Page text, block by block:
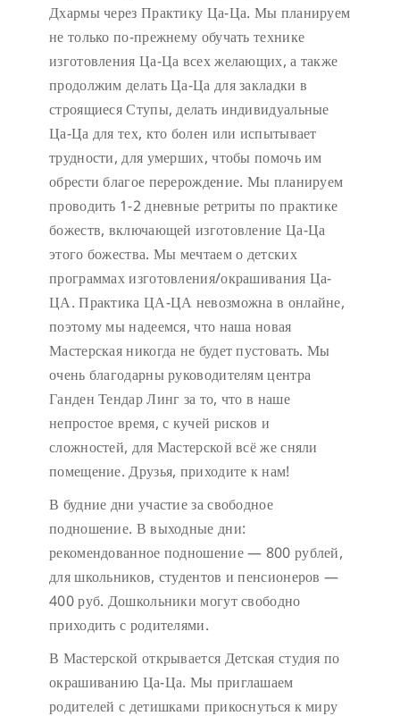
Дхармы через Практику Ца-Ца. Мы планируем
не только по-прежнему обучать технике
изготовления Ца-Ца всех желающих, а также
продолжим делать Ца-Ца для закладки в
строящиеся Ступы, делать индивидуальные
Ца-Ца для тех, кто болен или испытывает
трудности, для умерших, чтобы помочь им
обрести благое перерождение. Мы планируем
проводить 1-2 дневные ретриты по практике
божеств, включающей изготовление Ца-Ца
этого божества. Мы мечтаем о детских
программах изготовления/окрашивания Ца-
ЦА. Практика ЦА-ЦА невозможна в онлайне,
поэтому мы надеемся, что наша новая
Мастерская никогда не будет пустовать. Мы
очень благодарны руководителям центра
Ганден Тендар Линг за то, что в наше
непростое время, с кучей рисков и
сложностей, для Мастерской всё же сняли
помещение. Друзья, приходите к нам!
В будние дни участие за свободное
подношение. В выходные дни:
рекомендованное подношение — 800 рублей,
для школьников, студентов и пенсионеров —
400 руб. Дошкольники могут свободно
приходить с родителями.
В Мастерской открывается Детская студия по
окрашиванию Ца-Ца. Мы приглашаем
родителей с детишками прикоснуться к миру